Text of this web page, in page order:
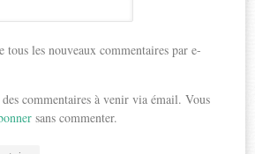
tous les nouveaux commentaires par e-
commentaires à venir via émail. Vous
sans commenter.